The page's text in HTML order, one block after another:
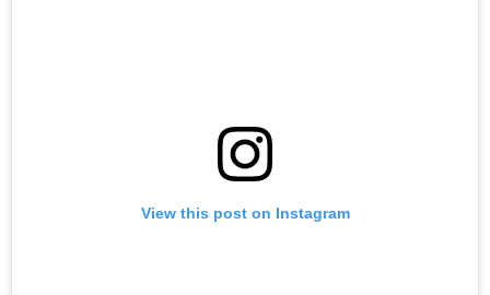
View this post on Instagram